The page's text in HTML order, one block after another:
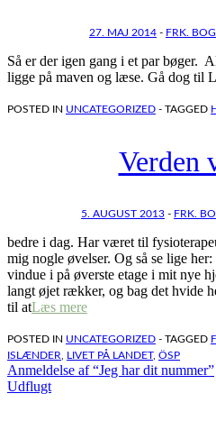
27. MAJ 2014 - FRK.
Så er der igen gang i et par bøger.
ligge på maven og læse. Gå dog til
POSTED IN UNCATEGORIZED - TAGGED
Verden
5. AUGUST 2013 - FRK.
bedre i dag. Har været til
mig nogle øvelser. Og så se lige
vindue i på øverste etage i mit nye
langt øjet rækker, og bag det hvide
til atLæs mere
POSTED IN UNCATEGORIZED - TAGGED
ISLÆNDER
LIVET PÅ LANDET, ÖSP
Indlægsnavigation
Anmeldelse af “Jeg har dit nummer”
Udflugt